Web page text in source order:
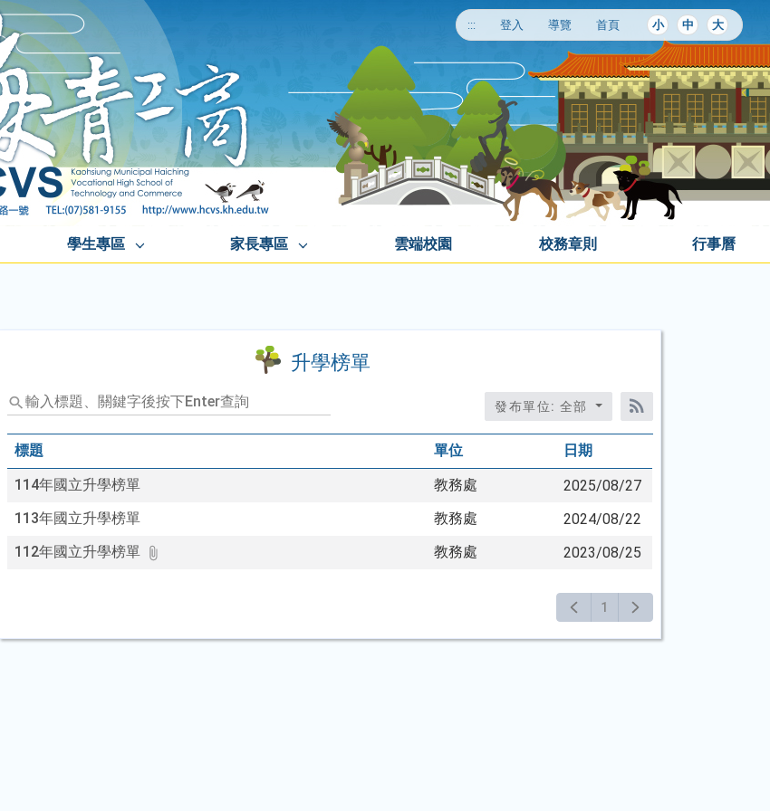
::: 登入 導覽 首頁 小 中 大
學生專區 家長專區 雲端校園 校務章則 行事曆
升學榜單
輸
入
標
題、
關
鍵
字
後
按
發布單位: 全部
RSS訂閱
標題 單位
日期
114年國立升學榜單
教務處
2025/08/27
113年國立升學榜單
教務處
2024/08/22
112年國立升學榜單
教務處 2023/08/25
1